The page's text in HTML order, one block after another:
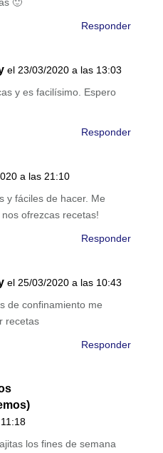
Responder
el 23/03/2020 a las 13:03
y es facilísimo. Espero
Responder
a las 21:10
y fáciles de hacer. Me
ofrezcas recetas!
Responder
el 25/03/2020 a las 10:43
de confinamiento me
recetas
Responder
los fines de semana